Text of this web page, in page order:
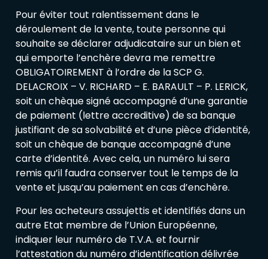
Pour éviter tout ralentissement dans le
déroulement de la vente, toute personne qui
souhaite se déclarer adjudicataire sur un bien et
qui emporte l’enchère devra me remettre
OBLIGATOIREMENT à l’ordre de la SCP G.
DELACROIX – V. RICHARD – E. BARAULT – P. LERICK,
soit un chèque signé accompagné d’une garantie
de paiement (lettre accreditive) de sa banque
justifiant de sa solvabilité et d’une pièce d’identité,
soit un chèque de banque accompagné d’une
carte d’identité. Avec cela, un numéro lui sera
remis qu’il faudra conserver tout le temps de la
vente et jusqu’au paiement en cas d’enchère.
Pour les acheteurs assujettis et identifiés dans un
autre Etat membre de l’Union Européenne,
indiquer leur numéro de T.V.A. et fournir
l’attestation du numéro d’identification délivrée